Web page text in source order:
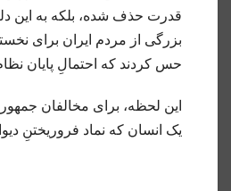
قدرت حذف شده، بلکه به این
بزرگی از مردم ایران برای
حس کردند که احتمالِ پایان
این لحظه، برای مخالفان
یک انسان که نماد فروریختنِ